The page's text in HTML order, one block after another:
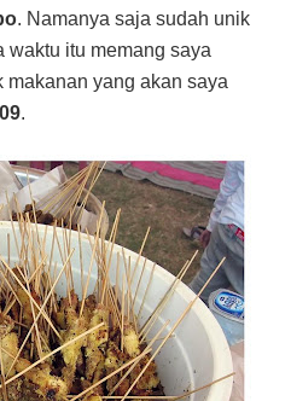
. Namanya saja sudah unik
waktu itu memang saya
makanan yang akan saya
.